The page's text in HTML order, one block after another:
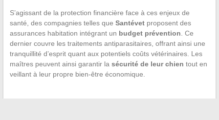
S’agissant de la protection financière face à ces enjeux de
santé, des compagnies telles que Santévetproposent des
assurances habitation intégrant un budget prévention . Ce
dernier couvre les traitements antiparasitaires, offrant ainsi une
tranquillité d’esprit quant aux potentiels coûts vétérinaires. Les
maîtres peuvent ainsi garantir la sécurité de leur chien tout en
veillant à leur propre bien-être économique.